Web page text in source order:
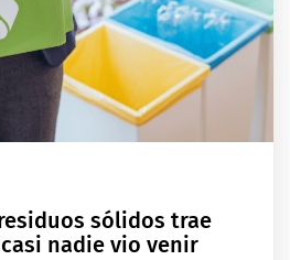
sólidos trae
nadie vio venir